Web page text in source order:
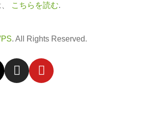
こちらを読む.
. All Rights Reserved.